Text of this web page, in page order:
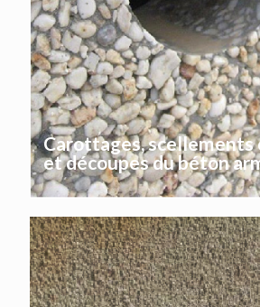
Carottages, scellements
et découpes du béton